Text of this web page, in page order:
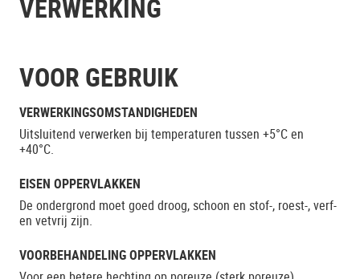
VERWERKING
VOOR GEBRUIK
VERWERKINGSOMSTANDIGHEDEN
Uitsluitend verwerken bij temperaturen tussen +5°C en
+40°C.
EISEN OPPERVLAKKEN
De ondergrond moet goed droog, schoon en stof-, roest-, verf-
en vetvrij zijn.
VOORBEHANDELING OPPERVLAKKEN